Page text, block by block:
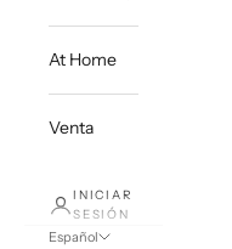
At Home
Venta
INICIAR
SESIÓN
Español